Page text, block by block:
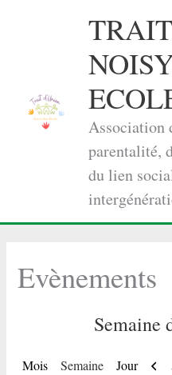
Association
parentalité,
du lien
Evènements
Semaine
Mois Semaine Jour